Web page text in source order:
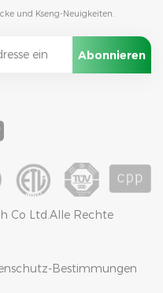
und Kseng-Neuigkeiten.
Co Ltd.Alle Rechte
Bestimmungen